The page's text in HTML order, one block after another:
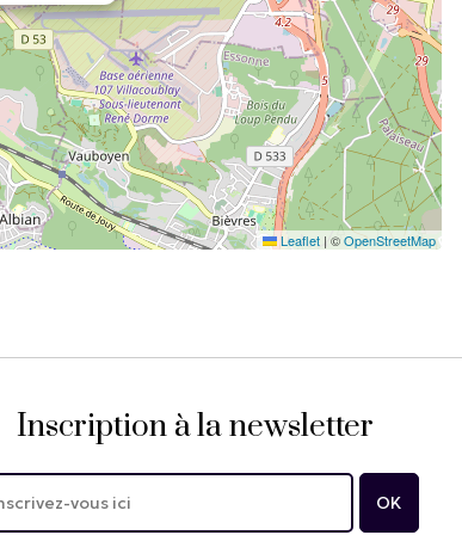
Leaflet | ©OpenStreetMap
Inscription à la newsletter